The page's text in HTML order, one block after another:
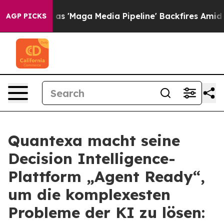
AGP PICKS
Quiet as 'Maga Media Pipeline' Backfires Amid
Quantexa macht seine
Decision Intelligence-
Plattform „Agent Ready“,
um die komplexesten
Probleme der KI zu lösen: